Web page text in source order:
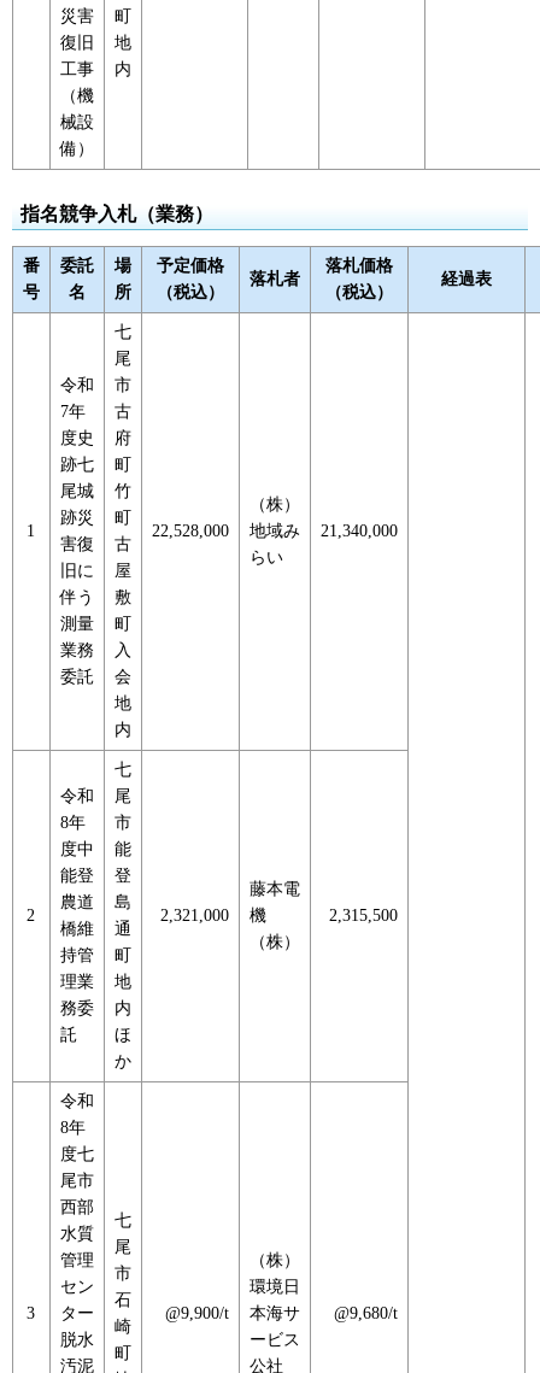
災害
復旧
工事
（機
械設
備）
町
地
内
指名競争入札（業務）
番
号
委託
名
場
所
予定価格
（税込）
落札者
落札価格
（税込）
経過表
1
令和
7年
度史
跡七
尾城
跡災
害復
旧に
伴う
測量
業務
委託
七
尾
市
古
府
町
竹
町
古
屋
敷
町
入
会
地
内
22,528,000
（株）
地域み
らい
21,340,000
2
令和
8年
度中
能登
農道
橋維
持管
理業
務委
託
七
尾
市
能
登
島
通
町
地
内
ほ
か
2,321,000
藤本電
機
（株）
2,315,500
3
令和
8年
度七
尾市
西部
水質
管理
セン
ター
脱水
汚泥
七
尾
市
石
崎
町
@9,900/t
（株）
環境日
本海サ
ービス
公社
@9,680/t